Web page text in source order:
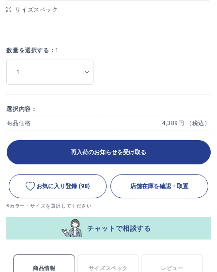
サイズスペック
数量を選択する： 1
選択内容：
商品価格 4,389円 （税込）
再入荷のお知らせを受け取る
お気に入り登録 (98) 店舗在庫を確認・取置
※カラー・サイズを選択してください
チャットで相談する
商品情報 サイズスペック レビュー